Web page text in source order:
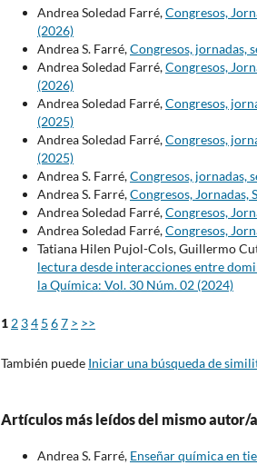
Andrea Soledad Farré,Congresos,
(2026)
Andrea S. Farré,Congresos, jornadas,
Andrea Soledad Farré,Congresos,
(2026)
Andrea Soledad Farré,Congresos,
(2025)
Andrea Soledad Farré,Congresos,
(2025)
Andrea S. Farré,Congresos, jornadas,
Andrea S. Farré,Congresos, Jornadas,
Andrea Soledad Farré,Congresos,
Andrea Soledad Farré,Congresos,
Tatiana Hilen Pujol-Cols, Guillermo
lectura desde interacciones entre
la Química: Vol. 30 Núm. 02 (2024)
12 34 5 67 > >>
También puede Iniciar una búsqueda de
Artículos más leídos del mismo autor/a
Andrea S. Farré, Enseñar química en